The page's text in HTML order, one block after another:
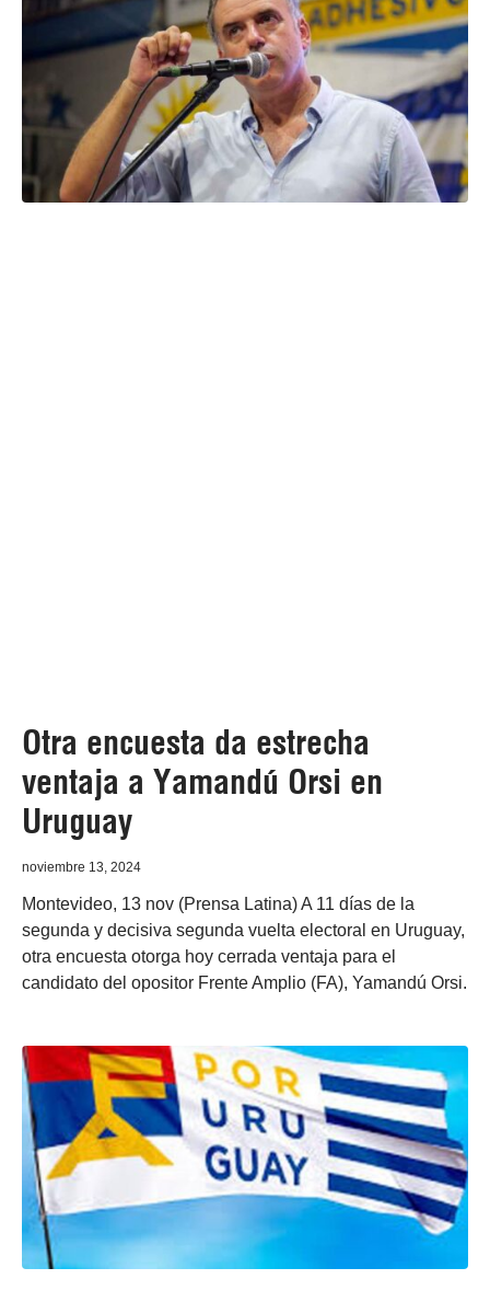
Otra encuesta da estrecha
ventaja a Yamandú Orsi en
Uruguay
noviembre 13, 2024
Montevideo, 13 nov (Prensa Latina) A 11 días de la
segunda y decisiva segunda vuelta electoral en Uruguay,
otra encuesta otorga hoy cerrada ventaja para el
candidato del opositor Frente Amplio (FA), Yamandú Orsi.